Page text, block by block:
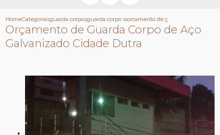
HomeCategoriasguarda corposguarda corpo sob medidaorcamento de guarda corpo de
Orçamento de Guarda Corpo de Aço
Galvanizado Cidade Dutra